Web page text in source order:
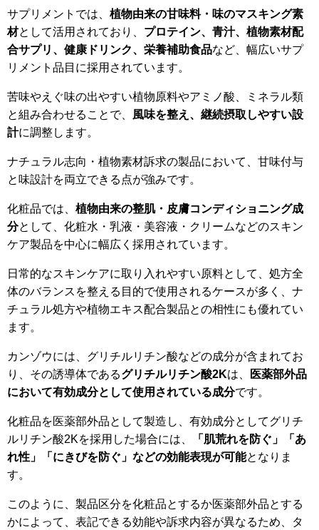
サプリメントでは、 植物由来の甘味料・味のマスキング素
材として活用されており、 プロテイン、青汁、植物素材配
合サプリ、健康ドリンク、栄養補助食品など、幅広いサプ
リメント品目に採用されています。
苦味やえぐ味の出やすい植物原料やアミノ酸、ミネラル類
と組み合わせることで、 風味を整え、継続摂取しやすい設
計に調整します。
ナチュラル志向・植物素材訴求の製品において、甘味付与
と味設計を両立できる点が強みです。
化粧品では、 植物由来の整肌・皮膚コンディショニング成
分として、化粧水・乳液・美容液・クリームなどのスキン
ケア製品を中心に幅広く採用されています。
日常的なスキンケアに取り入れやすい原料として、処方全
体のバランスを整える目的で使用されるケースが多く、ナ
チュラル処方や植物エキス配合製品との相性にも優れてい
ます。
カンゾウには、グリチルリチン酸などの成分が含まれてお
り、その誘導体であるグリチルリチン酸2Kは、
医薬部外品
において有効成分として使用されている成分です。
化粧品を医薬部外品として製造し、有効成分としてグリチ
ルリチン酸2Kを採用した場合には、
「肌荒れを防ぐ」「あ
れ性」「にきびを防ぐ」などの効能表現が可能となりま
す。
このように、製品区分を化粧品とするか医薬部外品とする
かによって、表記できる効能や訴求内容が異なるため、タ